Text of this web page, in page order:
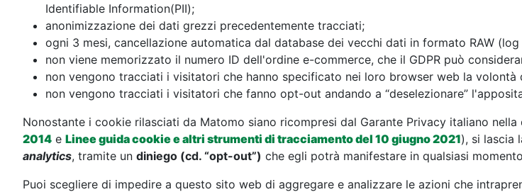
Identifiable Information(PII);
anonimizzazione dei dati grezzi precedentemente tracciati;
ogni 3 mesi, cancellazione automatica dal database dei vecchi dati in formato RAW
non viene memorizzato il numero ID dell'ordine e-commerce, che il GDPR può
non vengono tracciati i visitatori che hanno specificato nei loro browser web la volontà
non vengono tracciati i visitatori che fanno opt-out andando a “deselezionare”
Nonostante i cookie rilasciati da Matomo siano ricompresi dal Garante Privacy italiano
2014 e Linee guida cookie e altri strumenti di tracciamento del 10 giugno 2021), si lascia
analytics, tramite un diniego (cd. “opt-out”) che egli potrà manifestare in qualsiasi
Puoi scegliere di impedire a questo sito web di aggregare e analizzare le azioni che